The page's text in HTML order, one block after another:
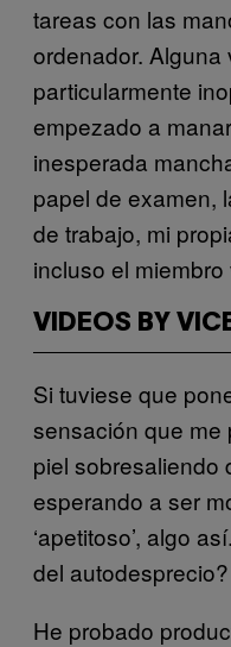
tareas con las
ordenador.
particularmente
empezado a
inesperada
papel de examen,
de trabajo, mi
incluso el
VIDEOS BY
Si tuviese que
sensación que me
piel sobresaliendo
esperando a ser
‘apetitoso’, algo
del autodesprecio?
He probado